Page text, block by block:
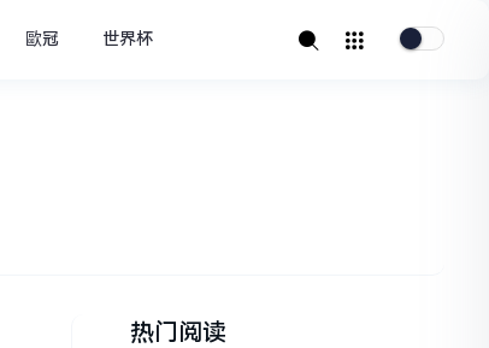
歐冠 世界杯
热门阅读